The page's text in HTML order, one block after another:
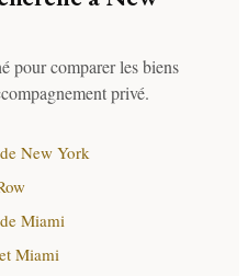
pour comparer les biens
privé.
New York
Miami
Miami